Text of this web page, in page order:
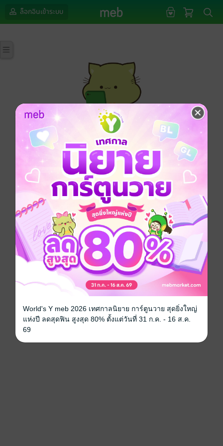
ล็อกอินเข้าระบบ
กรุณาเข้าสู่ระบบก่อนดำเนินรายการด้วยค่ะ
ล็อกอินเข้าระบบ
World's Y meb 2026 เทศกาลนิยาย การ์ตูนวาย สุดยิ่งใหญ่
แห่งปี ลดสุดฟิน สูงสุด 80% ตั้งแต่วันที่ 31 ก.ค. - 16 ส.ค.
69